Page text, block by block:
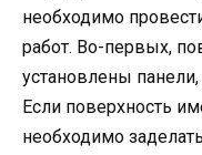
необходимо
работ. Во-первых,
установлены
Если поверхность
необходимо